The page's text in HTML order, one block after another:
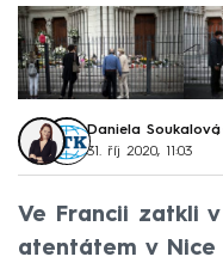
Daniela Soukalová,
31. říj 2020, 11:03
Ve Francii zatkli
atentátem v Nice